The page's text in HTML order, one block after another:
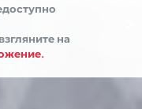
на